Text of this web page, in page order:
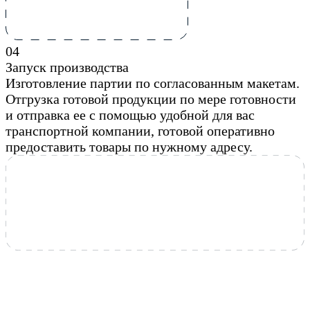
04
Запуск производства
Изготовление партии по согласованным макетам.
Отгрузка готовой продукции по мере готовности
и отправка ее с помощью удобной для вас
транспортной компании, готовой оперативно
предоставить товары по нужному адресу.